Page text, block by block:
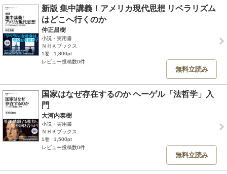
新版 集中講義！アメリカ現代思想 リベラリズム
はどこへ行くのか
仲正昌樹
小説・実用書
ＮＨＫブックス
1巻
1,800pt
レビュー投稿数0件
無料立読み
国家はなぜ存在するのか ヘーゲル「法哲学」入
門
大河内泰樹
小説・実用書
ＮＨＫブックス
1巻
1,500pt
レビュー投稿数0件
無料立読み